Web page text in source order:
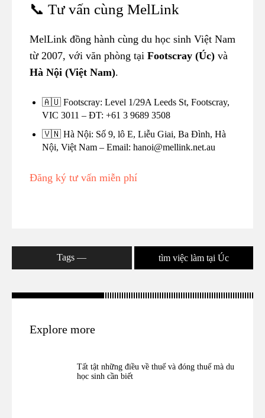
📞 Tư vấn cùng MelLink
MelLink đồng hành cùng du học sinh Việt Nam
từ 2007, với văn phòng tại Footscray (Úc) và
Hà Nội (Việt Nam).
🇦🇺 Footscray: Level 1/29A Leeds St, Footscray,
VIC 3011 – ĐT: +61 3 9689 3508
🇻🇳 Hà Nội: Số 9, lô E, Liễu Giai, Ba Đình, Hà
Nội, Việt Nam – Email: hanoi@mellink.net.au
Đăng ký tư vấn miễn phí
Tags ― tìm việc làm tại Úc
Explore more
Tất tật những điều về thuế và đóng thuế mà du
học sinh cần biết